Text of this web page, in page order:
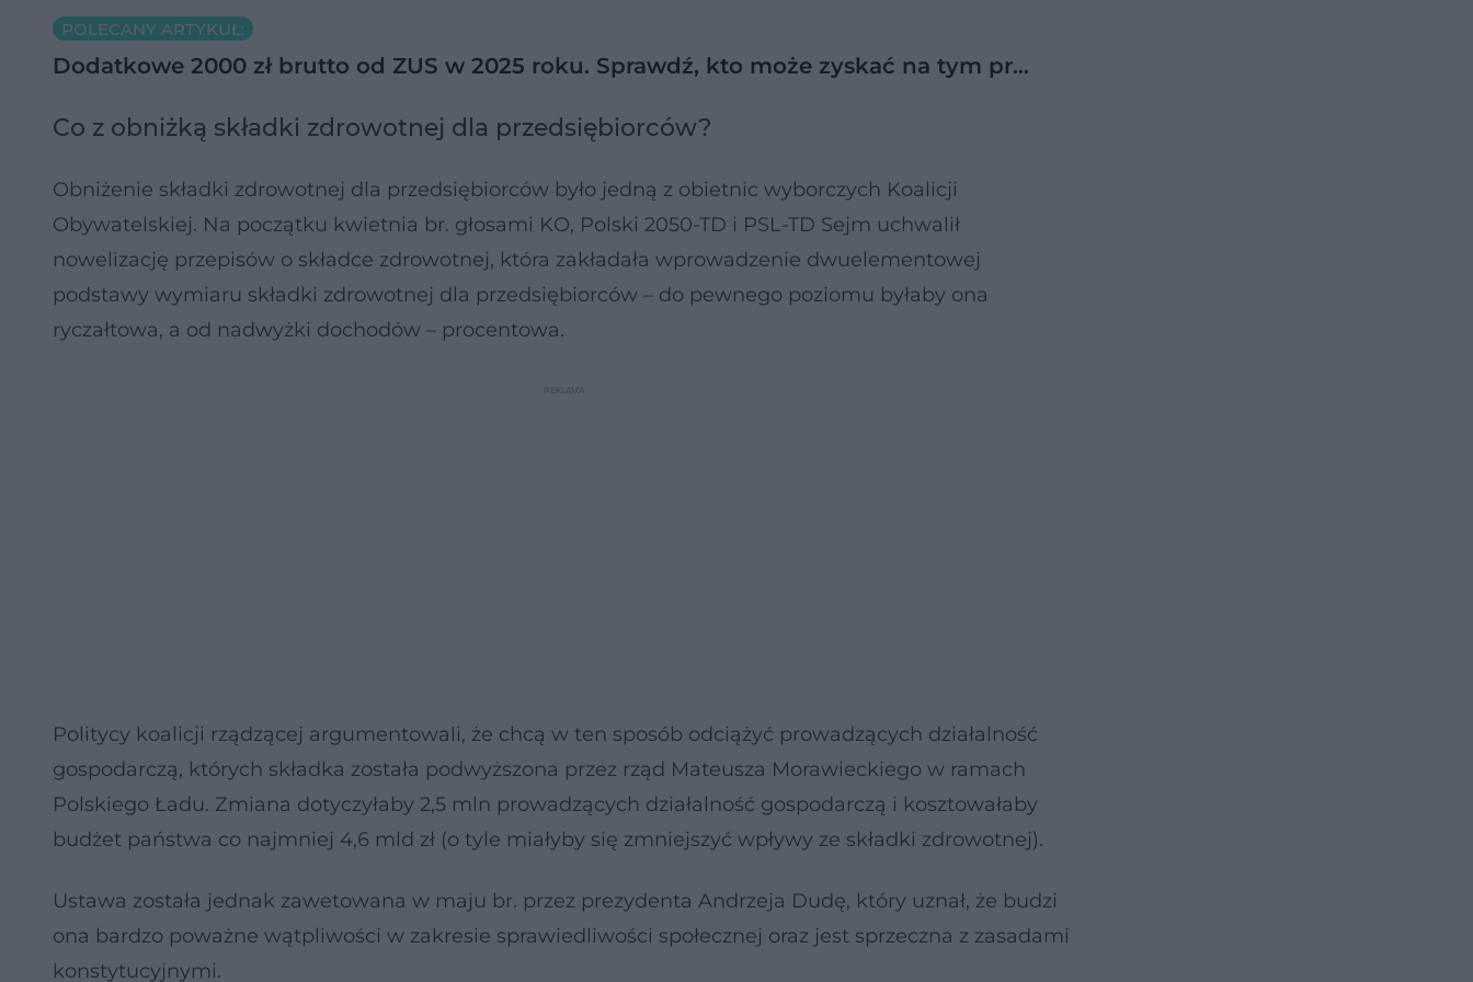
POLECANY ARTYKUŁ:
Dodatkowe 2000 zł brutto od ZUS w 2025 roku. Sprawdź, kto może zyskać na tym pr…
Co z obniżką składki zdrowotnej dla przedsiębiorców?
Obniżenie składki zdrowotnej dla przedsiębiorców było jedną z obietnic wyborczych Koalicji
Obywatelskiej. Na początku kwietnia br. głosami KO, Polski 2050-TD i PSL-TD Sejm uchwalił
nowelizację przepisów o składce zdrowotnej, która zakładała wprowadzenie dwuelementowej
podstawy wymiaru składki zdrowotnej dla przedsiębiorców – do pewnego poziomu byłaby ona
ryczałtowa, a od nadwyżki dochodów – procentowa.
Politycy koalicji rządzącej argumentowali, że chcą w ten sposób odciążyć prowadzących działalność
gospodarczą, których składka została podwyższona przez rząd Mateusza Morawieckiego w ramach
Polskiego Ładu. Zmiana dotyczyłaby 2,5 mln prowadzących działalność gospodarczą i kosztowałaby
budżet państwa co najmniej 4,6 mld zł (o tyle miałyby się zmniejszyć wpływy ze składki zdrowotnej).
Ustawa została jednak zawetowana w maju br. przez prezydenta Andrzeja Dudę, który uznał, że budzi
ona bardzo poważne wątpliwości w zakresie sprawiedliwości społecznej oraz jest sprzeczna z zasadami
konstytucyjnymi.